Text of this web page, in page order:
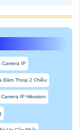
Camera IP
Đàm Thoại 2 Chiều
IP Hikvision